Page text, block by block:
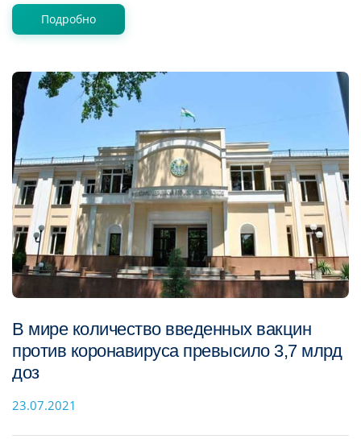
Подробно
В мире количество введенных вакцин
против коронавируса превысило 3,7 млрд
доз
23.07.2021